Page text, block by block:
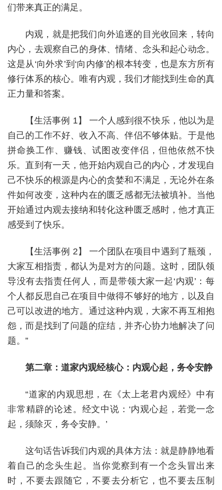
们带来真正的满足。
内观，就是把我们向外追逐的目光收回来，转向
内心，去观察自己的身体、情绪、念头和起心动念。
这是从‘向外求’到‘向内修’的根本转变，也是东方所有
修行体系的核心。唯有内观，我们才能找到生命的真
正力量和答案。
【生活事例 1】 一个人感到很不快乐，他以为是
自己的工作不好、收入不高、伴侣不够体贴。于是他
拼命换工作、赚钱、试图改变伴侣，但他依然不快
乐。直到有一天，他开始内观自己的内心，才发现自
己不快乐的根源是内心的贪婪和不满足，无论外在条
件如何改变，这种内在的匮乏感都无法被填补。当他
开始通过内观去接纳和转化这种匮乏感时，他才真正
感受到了快乐。
【生活事例 2】 一个团队在项目中遇到了瓶颈，
大家互相指责，都认为是对方的问题。这时，团队领
导没有去指责任何人，而是带领大家一起‘内观’：每
个人都反思自己在项目中做得不够好的地方，以及自
己可以改进的地方。通过这种内观，大家不再互相抱
怨，而是找到了问题的症结，并齐心协力地解决了问
题。”
第二章：道家内观经核心：内观心起，务令安静
“道家的内观思想，在《太上老君内观经》中有
非常精辟的论述。经文中说：‘内观心起，若觉一念
起，须除灭，务令安静。’
这句话告诉我们内观的具体方法：就是静静地看
着自己的念头生起。当你觉察到有一个念头冒出来
时，不要去跟随它，不要去分析它，也不要去压制